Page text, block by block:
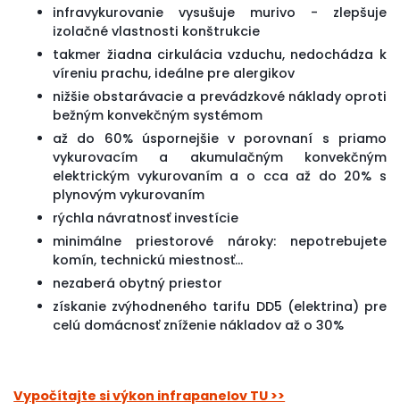
infravykurovanie vysušuje murivo - zlepšuje
izolačné vlastnosti konštrukcie
takmer žiadna cirkulácia vzduchu, nedochádza k
víreniu prachu, ideálne pre alergikov
nižšie obstarávacie a prevádzkové náklady oproti
bežným konvekčným systémom
až do 60% úspornejšie v porovnaní s priamo
vykurovacím a akumulačným konvekčným
elektrickým vykurovaním a o cca až do 20% s
plynovým vykurovaním
rýchla návratnosť investície
minimálne priestorové nároky: nepotrebujete
komín, technickú miestnosť...
nezaberá obytný priestor
získanie zvýhodneného tarifu DD5 (elektrina) pre
celú domácnosť zníženie nákladov až o 30%
Vypočítajte si výkon infrapanelov TU >>